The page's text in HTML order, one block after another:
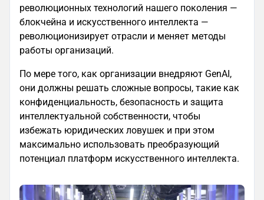
революционных технологий нашего поколения —
блокчейна и искусственного интеллекта —
революционизирует отрасли и меняет методы
работы организаций.
По мере того, как организации внедряют GenAI,
они должны решать сложные вопросы, такие как
конфиденциальность, безопасность и защита
интеллектуальной собственности, чтобы
избежать юридических ловушек и при этом
максимально использовать преобразующий
потенциал платформ искусственного интеллекта.